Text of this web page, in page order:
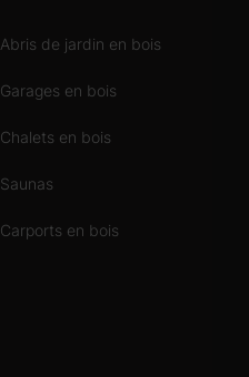
Abris de jardin en bois
Garages en bois
Chalets en bois
Saunas
Carports en bois